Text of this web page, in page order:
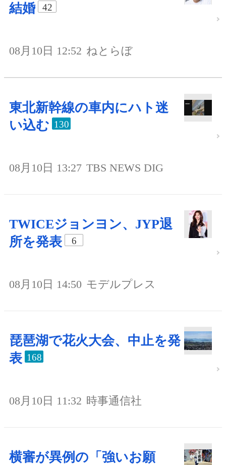
結婚
42
08月10日 12:52 ねとらぼ
東北新幹線の車内にハト迷
い込む 130
08月10日 13:27 TBS NEWS DIG
TWICEジョンヨン、JYP退
所を発表
6
08月10日 14:50 モデルプレス
琵琶湖で花火大会、中止を発
表 168
08月10日 11:32 時事通信社
横審が異例の「強いお願